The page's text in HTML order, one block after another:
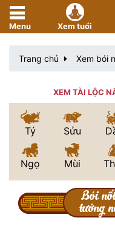
Menu Xem tuổi
Trang chủ Xem bói
XEM TÀI LỘC
Tý Sửu
Ngọ Mùi
Bói
tướng